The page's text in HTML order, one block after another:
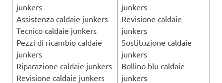
junkers
Assistenza caldaie junkers
Tecnico caldaie junkers
Pezzi di ricambio caldaie
junkers
Riparazione caldaie junkers
Revisione caldaie junkers
junkers
Revisione caldaie
junkers
Sostituzione caldaie
junkers
Bollino blu caldaie
junkers